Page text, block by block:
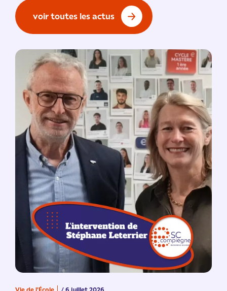
voir toutes les actus